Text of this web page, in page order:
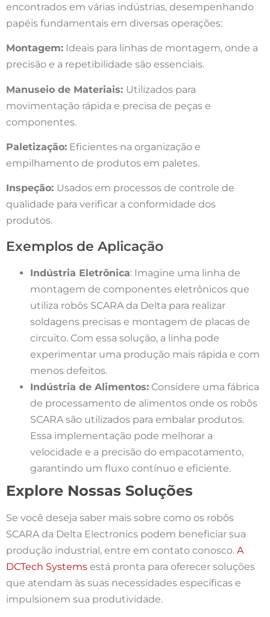
encontrados em várias indústrias, desempenhando
papéis fundamentais em diversas operações:
Montagem: Ideais para linhas de montagem, onde a
precisão e a repetibilidade são essenciais.
Manuseio de Materiais: Utilizados para
movimentação rápida e precisa de peças e
componentes.
Paletização: Eficientes na organização e
empilhamento de produtos em paletes.
Inspeção: Usados em processos de controle de
qualidade para verificar a conformidade dos
produtos.
Exemplos de Aplicação
Indústria Eletrônica: Imagine uma linha de
montagem de componentes eletrônicos que
utiliza robôs SCARA da Delta para realizar
soldagens precisas e montagem de placas de
circuito. Com essa solução, a linha pode
experimentar uma produção mais rápida e com
menos defeitos.
Indústria de Alimentos: Considere uma fábrica
de processamento de alimentos onde os robôs
SCARA são utilizados para embalar produtos.
Essa implementação pode melhorar a
velocidade e a precisão do empacotamento,
garantindo um fluxo contínuo e eficiente.
Explore Nossas Soluções
Se você deseja saber mais sobre como os robôs
SCARA da Delta Electronics podem beneficiar sua
produção industrial, entre em contato conosco. A
DCTech Systems está pronta para oferecer soluções
que atendam às suas necessidades específicas e
impulsionem sua produtividade.